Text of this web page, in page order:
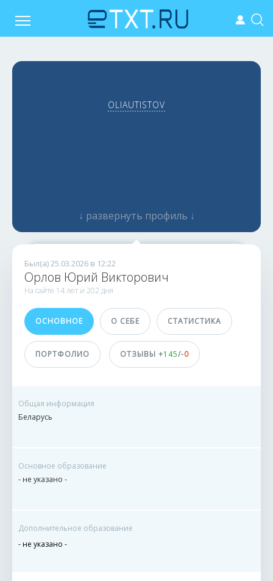
OLIAUTISTOV
↓ развернуть профиль ↓
ИСПОЛНИТЕЛИ
148 863
1076 заказов
0 сделок
Орлов Юрий Викторович
На сайте 14 лет и 202 дня
Был(а) 25.03.2026 в 12:22
ОСНОВНОЕ О СЕБЕ СТАТИСТИКА
ПОРТФОЛИО ОТЗЫВЫ +145/-0
Общая информация
Беларусь
Основное образование
- не указано -
Дополнительное образование
- не указано -